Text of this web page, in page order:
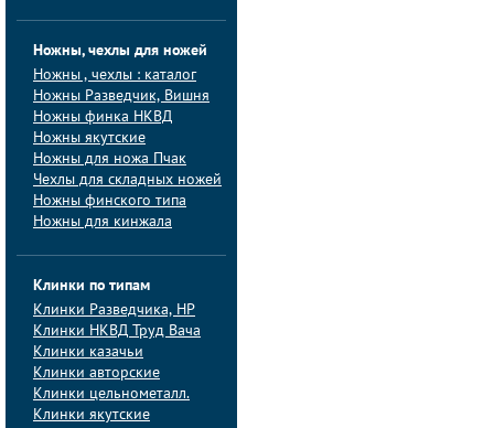
Ножны, чехлы для ножей
Ножны , чехлы : каталог
Ножны Разведчик, Вишня
Ножны финка НКВД
Ножны якутские
Ножны для ножа Пчак
Чехлы для складных ножей
Ножны финского типа
Ножны для кинжала
Клинки по типам
Клинки Pазведчика, НP
Клинки НКВД Труд Вача
Клинки казачьи
Клинки авторские
Клинки цельнометалл.
Клинки якутские